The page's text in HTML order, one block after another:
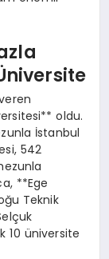
oldu.
İstanbul
542
**Ege
Teknik
10 üniversite